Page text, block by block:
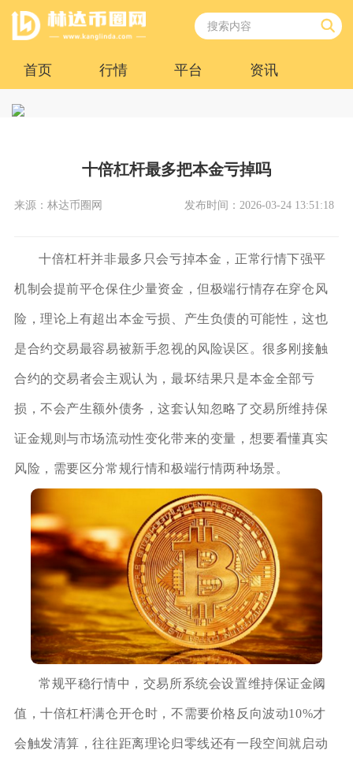
首页 行情 平台 资讯
十倍杠杆最多把本金亏掉吗
来源：林达币圈网 发布时间：2026-03-24 13:51:18
十倍杠杆并非最多只会亏掉本金，正常行情下强平
机制会提前平仓保住少量资金，但极端行情存在穿仓风
险，理论上有超出本金亏损、产生负债的可能性，这也
是合约交易最容易被新手忽视的风险误区。很多刚接触
合约的交易者会主观认为，最坏结果只是本金全部亏
损，不会产生额外债务，这套认知忽略了交易所维持保
证金规则与市场流动性变化带来的变量，想要看懂真实
风险，需要区分常规行情和极端行情两种场景。
常规平稳行情中，交易所系统会设置维持保证金阈
值，十倍杠杆满仓开仓时，不需要价格反向波动10%才
会触发清算，往往距离理论归零线还有一段空间就启动